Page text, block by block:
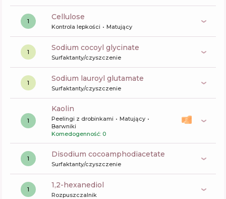
1 cellulose
Kontrola lepkości Matujący
1 sodium cocoyl glycinate
Surfaktanty/czyszczenie
1 sodium lauroyl glutamate
Surfaktanty/czyszczenie
1
kaolin
Peelingi z drobinkami
Matujący
Barwniki
Komedogenność: 0
1 disodium cocoamphodiacetate
Surfaktanty/czyszczenie
1 1,2-hexanediol
Rozpuszczalnik